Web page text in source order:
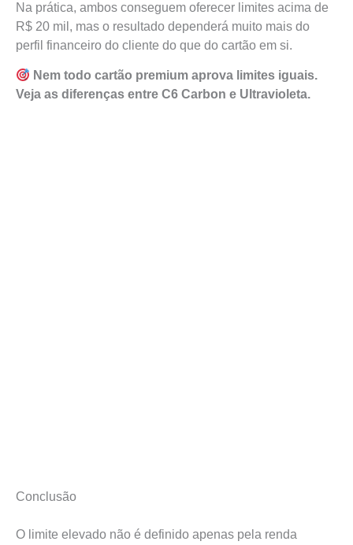
Na prática, ambos conseguem oferecer limites acima de
R$ 20 mil, mas o resultado dependerá muito mais do
perfil financeiro do cliente do que do cartão em si.
Nem todo cartão premium aprova limites iguais.
Veja as diferenças entre C6 Carbon e Ultravioleta.
Conclusão
O limite elevado não é definido apenas pela renda